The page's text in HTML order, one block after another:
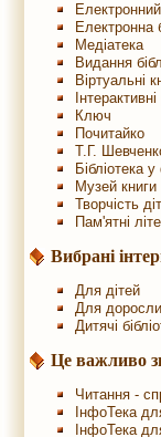
Електронна
Медіатека
Видання
Віртуальні
Ключ
Почитайко
Т.Г.
Бібліотека
Музей книги
Творчість
Пам'ятні
Вибрані
Для дітей
Для
Дитячі
Це важливо
Читання -
ІнфоТека
ІнфоТека